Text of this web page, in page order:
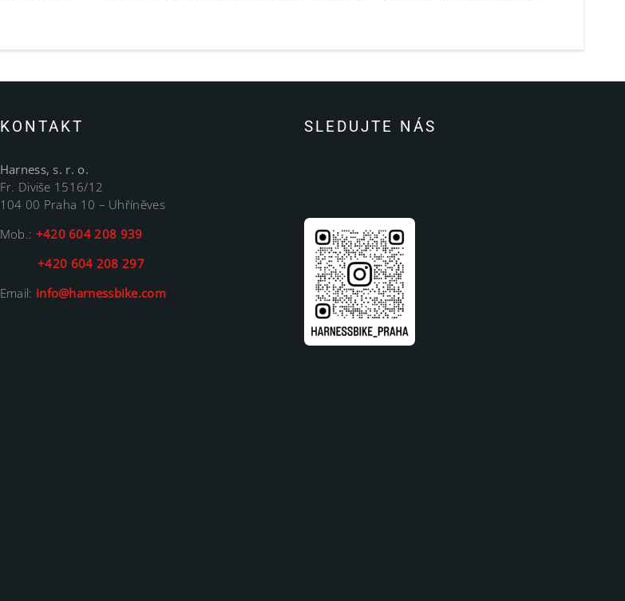
KONTAKT
Harness, s. r. o.
Fr. Diviše 1516/12
104 00 Praha 10 – Uhříněves
Mob.: +420 604 208 939
+420 604 208 297
Email: info@harnessbike.com
SLEDUJTE NÁS